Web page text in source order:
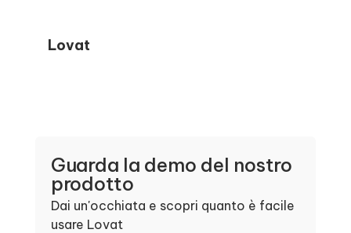
Lovat
Guarda la demo del nostro
prodotto
Dai un'occhiata e scopri quanto è facile
usare Lovat